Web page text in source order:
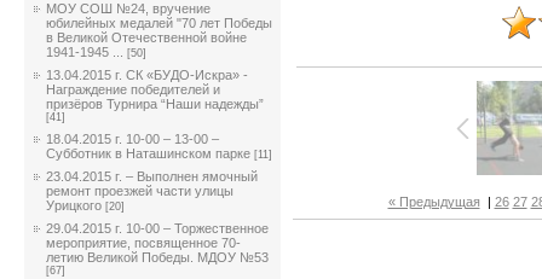
МОУ СОШ №24, вручение
юбилейных медалей "70 лет Победы
в Великой Отечественной войне
1941-1945 ...
[50]
13.04.2015 г. СК «БУДО-Искра» -
Награждение победителей и
призёров Турнира “Наши надежды”
[41]
18.04.2015 г. 10-00 – 13-00 –
Субботник в Наташинском парке [11]
23.04.2015 г. – Выполнен ямочный
ремонт проезжей части улицы
Урицкого [20]
29.04.2015 г. 10-00 – Торжественное
мероприятие, посвященное 70-
летию Великой Победы. МДОУ №53
[67]
« Предыдущая | 26 27